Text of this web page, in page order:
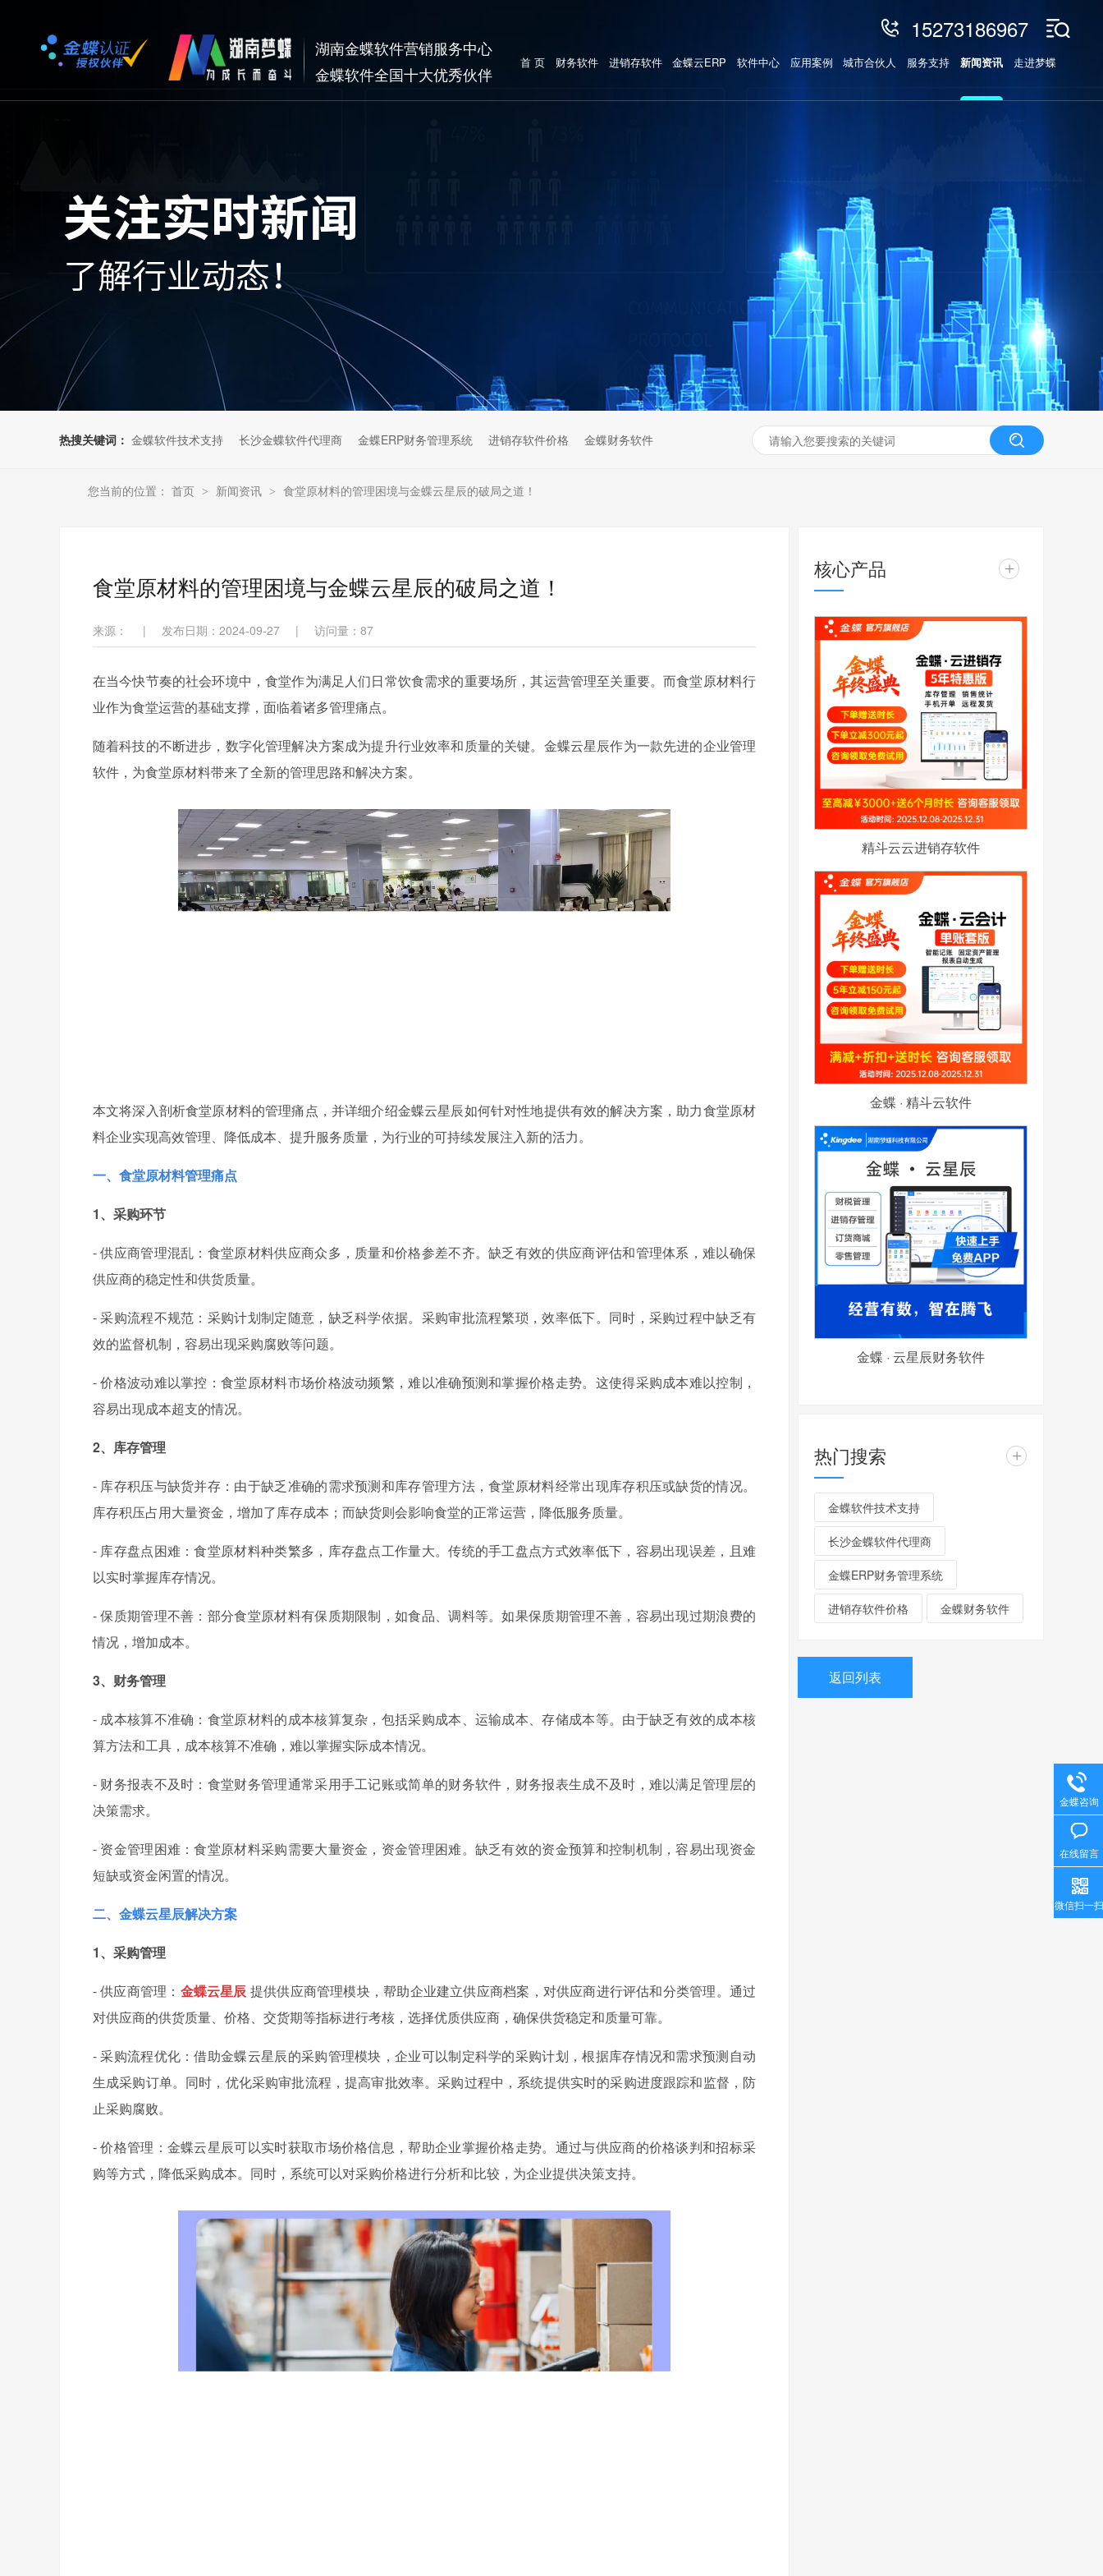
湖南金蝶软件营销服务中心
金蝶软件全国十大优秀伙伴
15273186967
首 页 财务软件 进销存软件 金蝶云ERP 软件中心 应用案例 城市合伙人 服务支持 新闻资讯 走进梦蝶
热搜关键词： 金蝶软件技术支持 长沙金蝶软件代理商 金蝶ERP财务管理系统 进销存软件价格 金蝶财务软件
您当前的位置： 首页 > 新闻资讯 > 食堂原材料的管理困境与金蝶云星辰的破局之道！
食堂原材料的管理困境与金蝶云星辰的破局之道！
来源： | 发布日期：2024-09-27 | 访问量： 87
在当今快节奏的社会环境中，食堂作为满足人们日常饮食需求的重要场所，其运营管理至关重要。而食堂原材料行
业作为食堂运营的基础支撑，面临着诸多管理痛点。
随着科技的不断进步，数字化管理解决方案成为提升行业效率和质量的关键。金蝶云星辰作为一款先进的企业管理
软件，为食堂原材料带来了全新的管理思路和解决方案。
本文将深入剖析食堂原材料的管理痛点，并详细介绍金蝶云星辰如何针对性地提供有效的解决方案，助力食堂原材
料企业实现高效管理、降低成本、提升服务质量，为行业的可持续发展注入新的活力。
一、食堂原材料管理痛点
1、采购环节
- 供应商管理混乱：食堂原材料供应商众多，质量和价格参差不齐。缺乏有效的供应商评估和管理体系，难以确保
供应商的稳定性和供货质量。
- 采购流程不规范：采购计划制定随意，缺乏科学依据。采购审批流程繁琐，效率低下。同时，采购过程中缺乏有
效的监督机制，容易出现采购腐败等问题。
- 价格波动难以掌控：食堂原材料市场价格波动频繁，难以准确预测和掌握价格走势。这使得采购成本难以控制，
容易出现成本超支的情况。
2、库存管理
- 库存积压与缺货并存：由于缺乏准确的需求预测和库存管理方法，食堂原材料经常出现库存积压或缺货的情况。
库存积压占用大量资金，增加了库存成本；而缺货则会影响食堂的正常运营，降低服务质量。
- 库存盘点困难：食堂原材料种类繁多，库存盘点工作量大。传统的手工盘点方式效率低下，容易出现误差，且难
以实时掌握库存情况。
- 保质期管理不善：部分食堂原材料有保质期限制，如食品、调料等。如果保质期管理不善，容易出现过期浪费的
情况，增加成本。
3、财务管理
- 成本核算不准确：食堂原材料的成本核算复杂，包括采购成本、运输成本、存储成本等。由于缺乏有效的成本核
算方法和工具，成本核算不准确，难以掌握实际成本情况。
- 财务报表不及时：食堂财务管理通常采用手工记账或简单的财务软件，财务报表生成不及时，难以满足管理层的
决策需求。
- 资金管理困难：食堂原材料采购需要大量资金，资金管理困难。缺乏有效的资金预算和控制机制，容易出现资金
短缺或资金闲置的情况。
二、金蝶云星辰解决方案
1、采购管理
- 供应商管理： 金蝶云星辰 提供供应商管理模块，帮助企业建立供应商档案，对供应商进行评估和分类管理。通过
对供应商的供货质量、价格、交货期等指标进行考核，选择优质供应商，确保供货稳定和质量可靠。
- 采购流程优化：借助金蝶云星辰的采购管理模块，企业可以制定科学的采购计划，根据库存情况和需求预测自动
生成采购订单。同时，优化采购审批流程，提高审批效率。采购过程中，系统提供实时的采购进度跟踪和监督，防
止采购腐败。
- 价格管理：金蝶云星辰可以实时获取市场价格信息，帮助企业掌握价格走势。通过与供应商的价格谈判和招标采
购等方式，降低采购成本。同时，系统可以对采购价格进行分析和比较，为企业提供决策支持。
核心产品 +
精斗云云进销存软件
金蝶 · 精斗云软件
金蝶 · 云星辰财务软件
热门搜索 +
金蝶软件技术支持
长沙金蝶软件代理商
金蝶ERP财务管理系统
进销存软件价格 金蝶财务软件
返回列表
金蝶咨询
在线留言
微信扫一扫